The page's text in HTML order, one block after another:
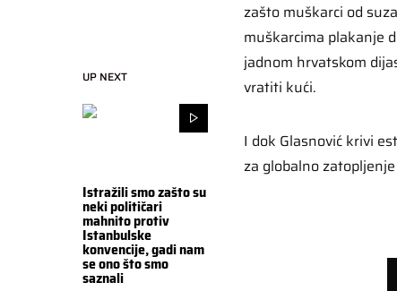
UP NEXT
Istražili smo zašto su
neki političari
mahnito protiv
Istanbulske
konvencije, gadi nam
se ono što smo
saznali
zašto muškarci od
muškarcima plakanje
jadnom hrvatskom
vratiti kući.
I dok Glasnović krivi
za globalno